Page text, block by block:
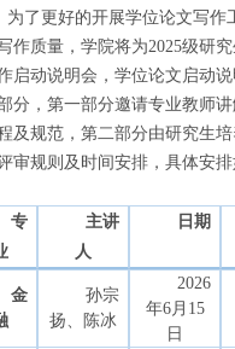
为了更好的开展学位论文写作
作质量，学院将为2025级研
启动说明会，学位论文启动
分，第一部分邀请专业教师
及规范，第二部分由研究生
审规则及时间安排，具体安排
专
主讲
人
日期
金
孙宗
扬、陈冰
2026
年6月15
日